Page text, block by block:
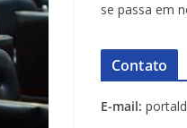
se passa em
Contato
E-mail: